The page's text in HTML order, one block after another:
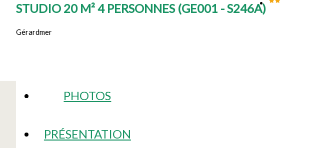
STUDIO 20 M² 4 PERSONNES (GE001 - S246A)
Gérardmer
PHOTOS
PRÉSENTATION